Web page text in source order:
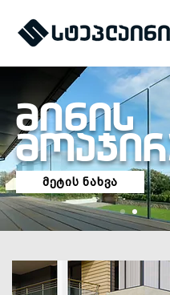
minis
მეტის ნახვა